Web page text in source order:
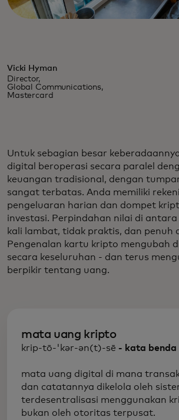
Vicki Hyman
Director,
Global Communications,
Mastercard
Untuk sebagian besar
digital beroperasi secara paralel
keuangan tradisional, dengan
sangat terbatas. Anda memiliki
pengeluaran harian dan dompet
investasi. Perpindahan nilai di antara
kali lambat, tidak praktis, dan penuh
Pengenalan kartu kripto mengubah
secara keseluruhan - dan terus
berpikir tentang uang.
mata uang kripto
krip-tō-'kər-ən(t)-sē - kata benda
mata uang digital di mana
dan catatannya dikelola oleh
terdesentralisasi menggunakan
bukan oleh otoritas terpusat.